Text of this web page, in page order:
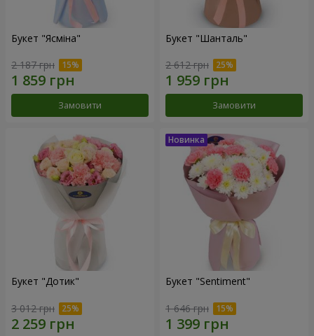
Букет "Ясміна"
2 187 грн
Замовити
Букет "Шанталь"
2 612 грн
Замовити
Букет "Дотик"
3 012 грн
Букет "Sentiment"
1 646 грн